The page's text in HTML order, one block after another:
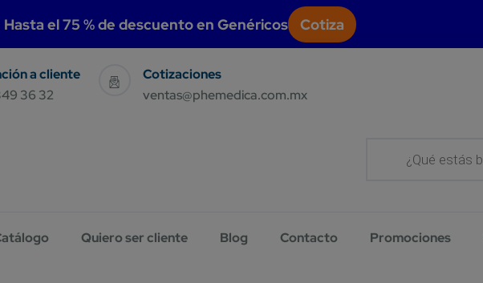
Hasta el 75 % de descuento en Genéricos Cotiza
& Support
36 32
Have Query E-Mail Us
ventas@phemedica.com.mx
Quiero ser cliente Blog Contacto Promociones